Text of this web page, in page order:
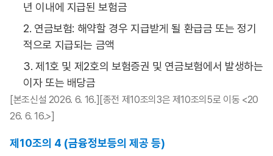
년 이내에 지급된 보험금
2. 연금보험: 해약할 경우 지급받게 될 환급금 또는 정기
적으로 지급되는 금액
3. 제1호 및 제2호의 보험증권 및 연금보험에서 발생하는
이자 또는 배당금
[본조신설 2026. 6. 16.][종전 제10조의3은 제10조의5로 이동 <20
26. 6. 16.>]
제10조의 4 (금융정보등의 제공 등)